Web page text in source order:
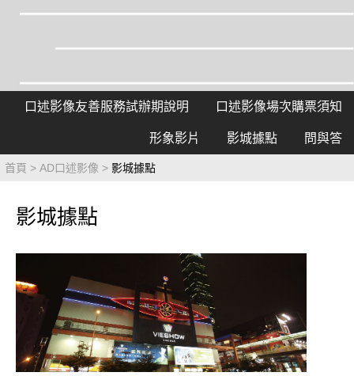
口述影像友善服務試辦期說明 口述影像場次購票須知
形象影片 影城據點 問與答
首頁 AD口述影像 影城據點
影城據點
中獎名單
會員活動